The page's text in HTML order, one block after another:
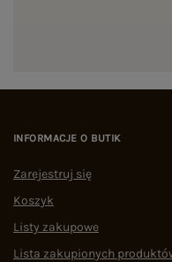
INFORMACJE O BUTIK
Zarejestruj się
Koszyk
Listy zakupowe
Lista zakupionych